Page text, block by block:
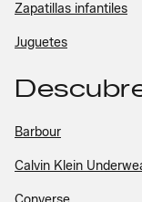
Zapatillas infantiles
Juguetes
Barbour
Calvin Klein